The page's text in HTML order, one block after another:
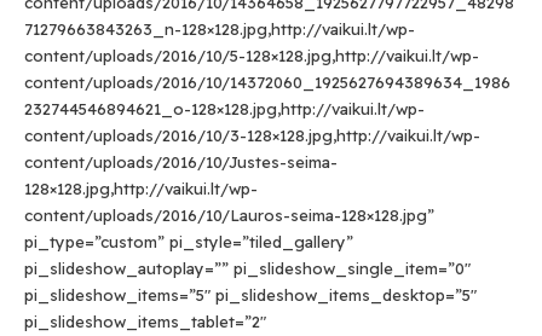
71279663843263_n-128×128.jpg,http://vaikui.lt/wp-
content/uploads/2016/10/5-128×128.jpg,http://vaikui.lt/wp-
content/uploads/2016/10/14372060_1925627694389634_1986
232744546894621_o-128×128.jpg,http://vaikui.lt/wp-
content/uploads/2016/10/3-128×128.jpg,http://vaikui.lt/wp-
content/uploads/2016/10/Justes-seima-
128×128.jpg,http://vaikui.lt/wp-
content/uploads/2016/10/Lauros-seima-128×128.jpg”
pi_type=”custom” pi_style=”tiled_gallery”
pi_slideshow_autoplay=”” pi_slideshow_single_item=”0″
pi_slideshow_items=”5″ pi_slideshow_items_desktop=”5″
pi_slideshow_items_tablet=”2″